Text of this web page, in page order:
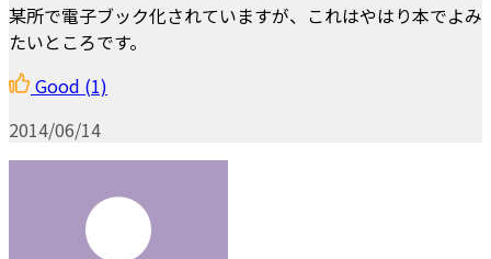
某所で電子ブック化されていますが、これはやはり本でよみ
たいところです。
Good (1)
2014/06/14